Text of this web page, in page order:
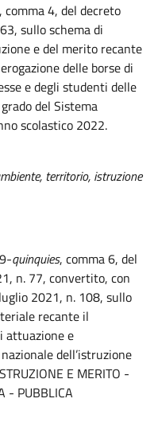
comma 4, del decreto
sullo schema di
e del merito recante
delle borse di
e degli studenti delle
del Sistema
scolastico 2022.
territorio, istruzione
quinquies, comma 6, del
n. 77, convertito, con
2021, n. 108, sullo
recante il
attuazione e
dell’istruzione
E MERITO -
- PUBBLICA